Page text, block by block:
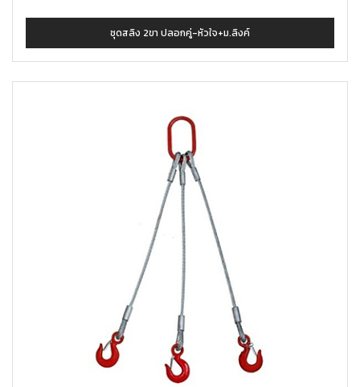
ชุดสลิง 2ขา ปลอกคู่-หัวใจ+ม.ลิงค์